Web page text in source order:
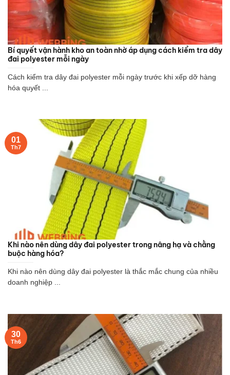
Bí quyết vận hành kho an toàn nhờ áp dụng cách kiểm tra dây
đai polyester mỗi ngày
Cách kiểm tra dây đai polyester mỗi ngày trước khi xếp dỡ hàng
hóa quyết ...
Khi nào nên dùng dây đai polyester trong nâng hạ và chằng
buộc hàng hóa?
Khi nào nên dùng dây đai polyester là thắc mắc chung của nhiều
doanh nghiệp ...
01
Th7
30
Th6